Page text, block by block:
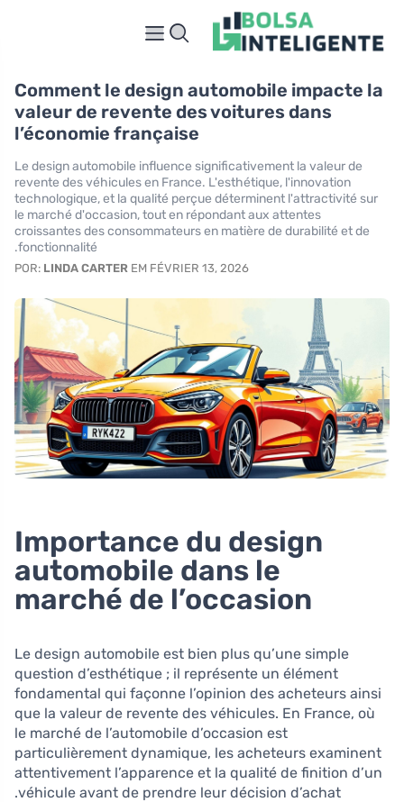
Comment le design automobile impacte la
valeur de revente des voitures dans
l’économie française
Le design automobile influence significativement la valeur de
revente des véhicules en France. L'esthétique, l'innovation
technologique, et la qualité perçue déterminent l'attractivité sur
le marché d'occasion, tout en répondant aux attentes
croissantes des consommateurs en matière de durabilité et de
fonctionnalité.
POR: LINDA CARTER EM FÉVRIER 13, 2026
Importance du design
automobile dans le
marché de l’occasion
Le design automobile est bien plus qu’une simple
question d’esthétique ; il représente un élément
fondamental qui façonne l’opinion des acheteurs ainsi
que la valeur de revente des véhicules. En France, où
le marché de l’automobile d’occasion est
particulièrement dynamique, les acheteurs examinent
attentivement l’apparence et la qualité de finition d’un
véhicule avant de prendre leur décision d’achat.